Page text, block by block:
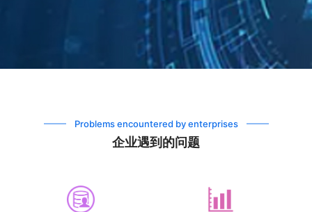
企业遇到的问题
Problems encountered by enterprises